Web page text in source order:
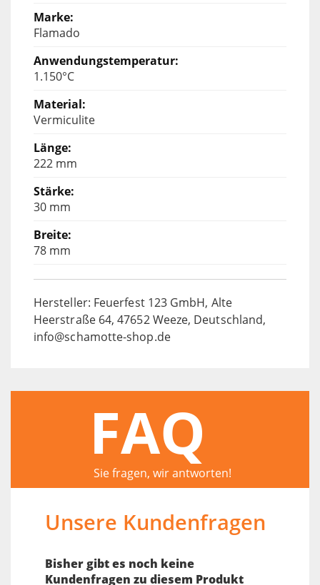
Flamado
1.150°C
Vermiculite
222 mm
30 mm
78 mm
Hersteller: Feuerfest 123 GmbH, Alte
Heerstraße 64, 47652 Weeze, Deutschland,
info@schamotte-shop.de
FAQ
Sie fragen, wir antworten!
Unsere Kundenfragen
Bisher gibt es noch keine
Kundenfragen zu diesem Produkt